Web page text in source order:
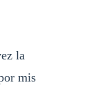
la
mis